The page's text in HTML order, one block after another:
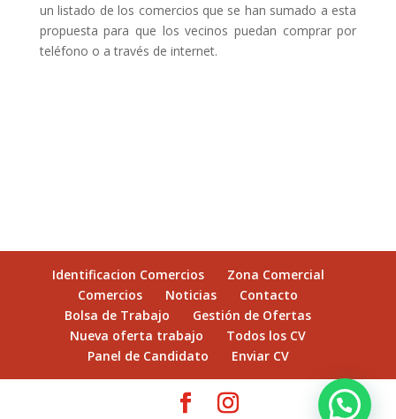
un listado de los comercios que se han sumado a esta
propuesta para que los vecinos puedan comprar por
teléfono o a través de internet.
Identificacion Comercios
Zona Comercial
Comercios
Noticias
Contacto
Bolsa de Trabajo
Gestión de Ofertas
Nueva oferta trabajo
Todos los CV
Panel de Candidato
Enviar CV